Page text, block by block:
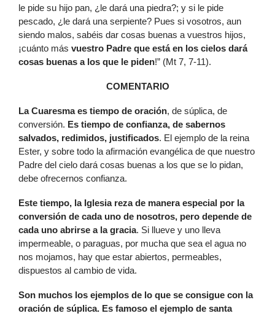
le pide su hijo pan, ¿le dará una piedra?; y si le pide
pescado, ¿le dará una serpiente? Pues si vosotros, aun
siendo malos, sabéis dar cosas buenas a vuestros hijos,
¡cuánto más vuestro Padre que está en los cielos dará
cosas buenas a los que le piden!” (Mt 7, 7-11).
COMENTARIO
La Cuaresma es tiempo de oración, de súplica, de
conversión. Es tiempo de confianza, de sabernos
salvados, redimidos, justificados. El ejemplo de la reina
Ester, y sobre todo la afirmación evangélica de que nuestro
Padre del cielo dará cosas buenas a los que se lo pidan,
debe ofrecernos confianza.
Este tiempo, la Iglesia reza de manera especial por la
conversión de cada uno de nosotros, pero depende de
cada uno abrirse a la gracia. Si llueve y uno lleva
impermeable, o paraguas, por mucha que sea el agua no
nos mojamos, hay que estar abiertos, permeables,
dispuestos al cambio de vida.
Son muchos los ejemplos de lo que se consigue con la
oración de súplica. Es famoso el ejemplo de santa